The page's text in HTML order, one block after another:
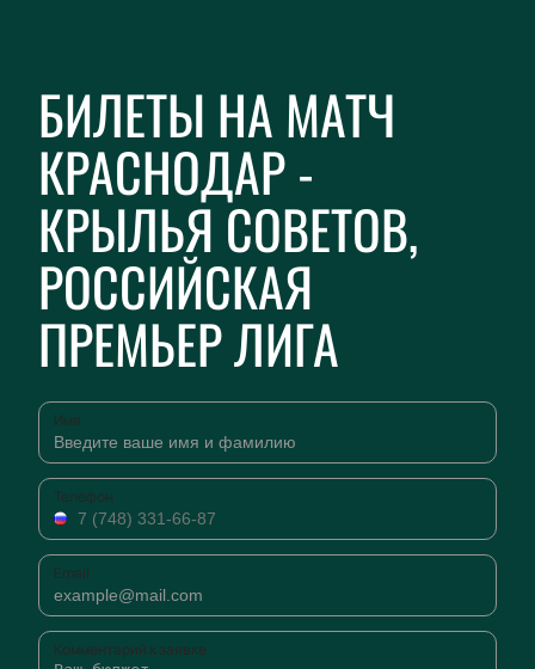
БИЛЕТЫ НА МАТЧ
КРАСНОДАР -
КРЫЛЬЯ СОВЕТОВ,
РОССИЙСКАЯ
ПРЕМЬЕР ЛИГА
Имя
Телефон
Email
Комментарий к заявке